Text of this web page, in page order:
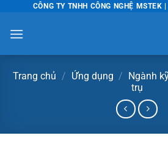
nội
dung
CÔNG TY TNHH CÔNG NGHỆ
Trang chủ / Ứng dụng / Ngành
trụ